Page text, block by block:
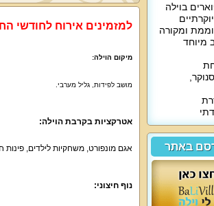
ומקורה
מיוחד
באתר
למזמינים אירוח לחודשי
מיקום הוילה:
מושב לפידות, גליל מערבי.
אטרקציות בקרבת הוילה:
אגם מונפורט, משחקיות לילדים,
נוף חיצוני: